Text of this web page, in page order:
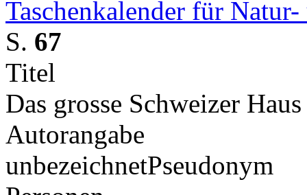
Taschenkalender für
S. 67
Titel
Das grosse Schweizer Haus
Autorangabe
unbezeichnetPseudonym